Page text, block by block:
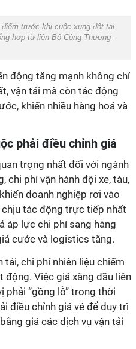
trước khi cuộc xung đột tại
hợp từ liên Bộ Công Thương -
động tăng mạnh không chỉ
vận tải mà còn tác động
khiến nhiều hàng hoá và
phải điều chỉnh giá
trọng nhất đối với ngành
chi phí vận hành đội xe, tàu,
doanh nghiệp rơi vào
tác động trực tiếp nhất
áp lực chi phí sang hàng
cước và logistics tăng.
chi phí nhiên liệu chiếm
động. Việc giá xăng dầu liên
phải “gồng lỗ” trong thời
điều chỉnh giá vé để duy trì
giá các dịch vụ vận tải